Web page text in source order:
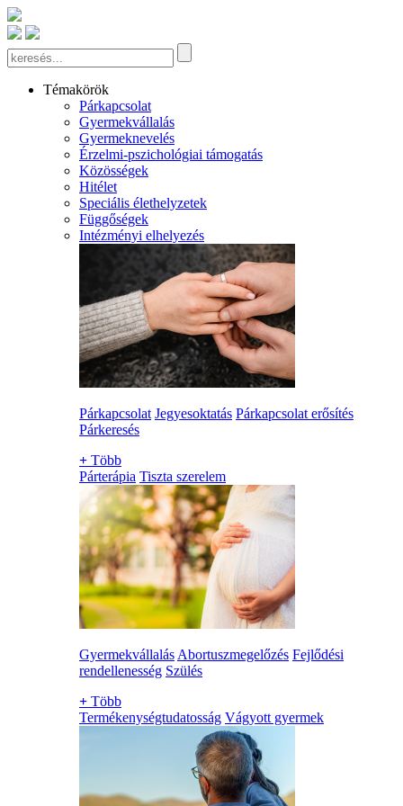
Témakörök
Párkapcsolat
Gyermekvállalás
Gyermeknevelés
Érzelmi-pszichológiai támogatás
Közösségek
Hitélet
Speciális élethelyzetek
Függőségek
Intézményi elhelyezés
Párkapcsolat Jegyesoktatás Párkapcsolat erősítés
Párkeresés
+ Több
Párterápia Tiszta szerelem
Gyermekvállalás Abortuszmegelőzés Fejlődési
rendellenesség Szülés
+ Több
Termékenységtudatosság Vágyott gyermek